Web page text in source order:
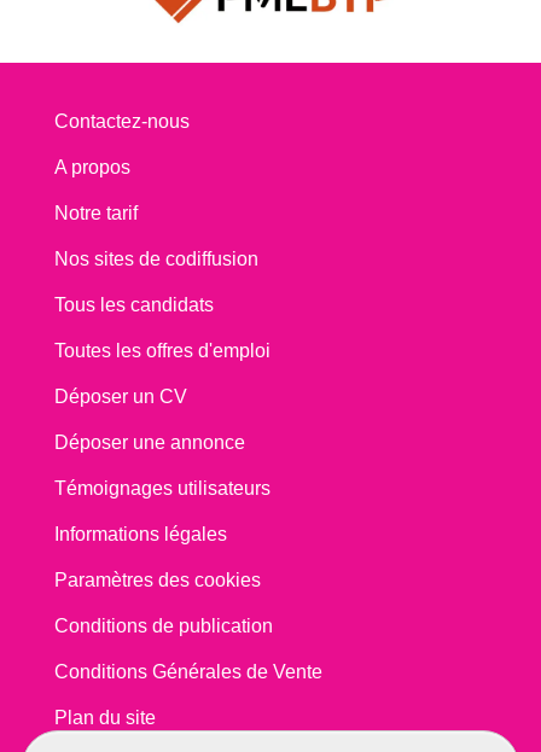
Contactez-nous
A propos
Notre tarif
Nos sites de codiffusion
Tous les candidats
Toutes les offres d'emploi
Déposer un CV
Déposer une annonce
Témoignages utilisateurs
Informations légales
Paramètres des cookies
Conditions de publication
Conditions Générales de Vente
Plan du site